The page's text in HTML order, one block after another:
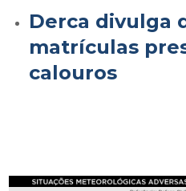
Derca divulga
matrículas
calouros